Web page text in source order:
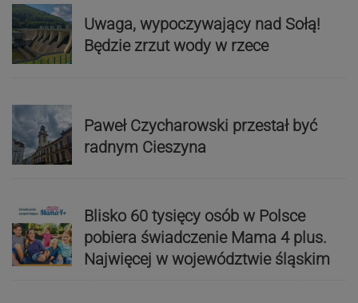
Uwaga, wypoczywający nad Sołą!
Będzie zrzut wody w rzece
Paweł Czycharowski przestał być
radnym Cieszyna
Blisko 60 tysięcy osób w Polsce
pobiera świadczenie Mama 4 plus.
Najwięcej w województwie śląskim